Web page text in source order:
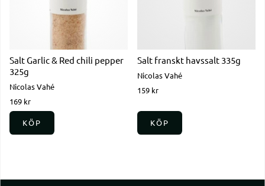
Salt Garlic & Red chili pepper
325g
Nicolas Vahé
169 kr
KÖP
Salt franskt havssalt 335g
Nicolas Vahé
159 kr
KÖP